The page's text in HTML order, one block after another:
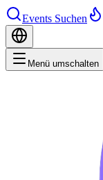
Events Suchen
Menü umschalten